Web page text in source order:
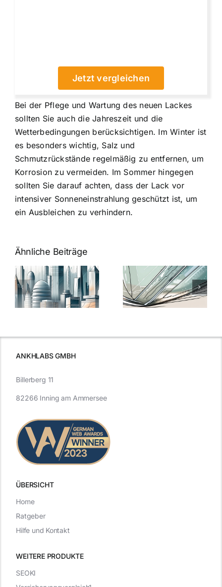
Jetzt vergleichen
Bei der Pflege und Wartung des neuen Lackes
sollten Sie auch die Jahreszeit und die
Wetterbedingungen berücksichtigen. Im Winter ist
es besonders wichtig, Salz und
Schmutzrückstände regelmäßig zu entfernen, um
Korrosion zu vermeiden. Im Sommer hingegen
sollten Sie darauf achten, dass der Lack vor
intensiver Sonneneinstrahlung geschützt ist, um
ein Ausbleichen zu verhindern.
Ähnliche Beiträge
5 Gründe,
warum
Nanoversiegelung
auf Glas
7
Expertentipps
für maximale
ANKHLABS GMBH
ÜBERSICHT
WEITERE PRODUKTE
Billerberg 11
82266 Inning am Ammersee
SEOKI
Home
Ratgeber
Hilfe und Kontakt